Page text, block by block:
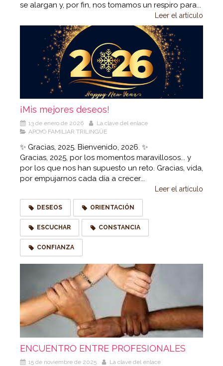
se alargan y, por fin, nos tomamos un respiro para...
Leer el artículo
¡Mis mejores deseos!
13 de enero de 2026
La clave del enlace
APOYO FAMILIAR TRILINGÜE
✨ Gracias, 2025. Bienvenido, 2026. ✨
Gracias, 2025, por los momentos maravillosos... y
por los que nos han supuesto un reto. Gracias, vida,
por empujarnos cada día a crecer...
Leer el artículo
DESEOS ORIENTACIÓN
ESCUCHAR CONSTANCIA
CONFIANZA
ENCUENTRO ENTRE PROFESIONALES
15 de noviembre de 2025
La clave del enlace